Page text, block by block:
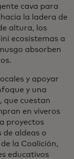
cava para
la ladera de
altura, los
ecosistemas a
absorben
y apoyar
y una
que cuestan
en viveros
proyectos
de aldeas o
la Coalición,
educativos